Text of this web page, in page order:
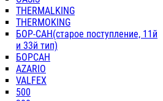
THERMALKING
THERMOKING
БОР-САН(старое поступление, 11й
и 33й тип)
БОРСАН
AZARIO
VALFEX
500